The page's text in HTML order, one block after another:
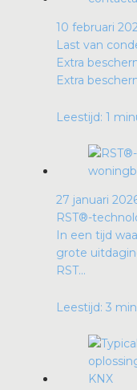
10 februari
Last van
Extra
Extra
Leestijd: 1
27 januari
RST®-
In een tijd
grote
RST...
Leestijd: 3